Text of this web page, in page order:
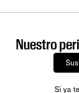
Nuestro
Si ya